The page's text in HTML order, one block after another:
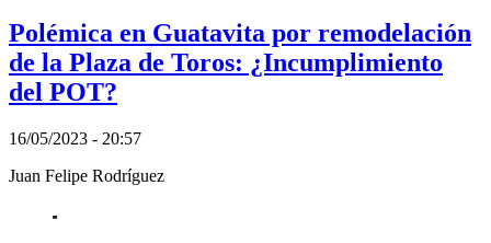
Polémica en Guatavita por remodelación
de la Plaza de Toros: ¿Incumplimiento
del POT?
16/05/2023 - 20:57
Juan Felipe Rodríguez